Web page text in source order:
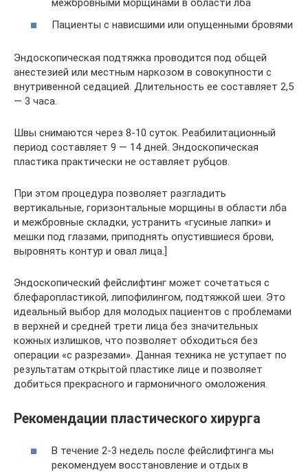
межбровными морщинами в области лба
Пациенты с нависшими или опущенными бровями
Эндоскопическая подтяжка проводится под общей
анестезией или местным наркозом в совокупности с
внутривенной седацией. Длительность ее составляет 2,5
— 3 часа.
Швы снимаются через 8-10 суток. Реабилитационный
период составляет 9 — 14 дней. Эндоскопическая
пластика практически не оставляет рубцов.
При этом процедура позволяет разгладить
вертикальные, горизонтальные морщины в области лба
и межбровные складки, устранить «гусиные лапки» и
мешки под глазами, приподнять опустившиеся брови,
выровнять контур и овал лица.]
Эндоскопический фейслифтинг может сочетаться с
блефаропластикой, липофилингом, подтяжкой шеи. Это
идеальный выбор для молодых пациентов с проблемами
в верхней и средней трети лица без значительных
кожных излишков, что позволяет обходиться без
операции «с разрезами». Данная техника не уступает по
результатам открытой пластике лице и позволяет
добиться прекрасного и гармоничного омоложения.
Рекомендации пластического хирурга
В течение 2-3 недель после фейслифтинга мы
рекомендуем восстановление и отдых в